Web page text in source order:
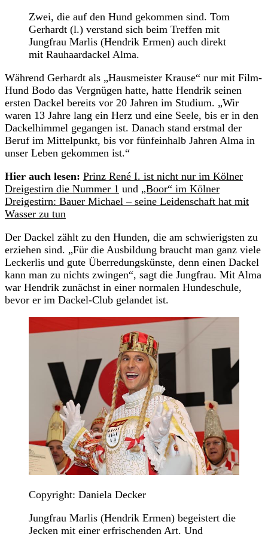
Zwei, die auf den Hund gekommen sind. Tom
Gerhardt (l.) verstand sich beim Treffen mit
Jungfrau Marlis (Hendrik Ermen) auch direkt
mit Rauhaardackel Alma.
Während Gerhardt als „Hausmeister Krause“ nur mit Film-
Hund Bodo das Vergnügen hatte, hatte Hendrik seinen
ersten Dackel bereits vor 20 Jahren im Studium. „Wir
waren 13 Jahre lang ein Herz und eine Seele, bis er in den
Dackelhimmel gegangen ist. Danach stand erstmal der
Beruf im Mittelpunkt, bis vor fünfeinhalb Jahren Alma in
unser Leben gekommen ist.“
Hier auch lesen: Prinz René I. ist nicht nur im Kölner
Dreigestirn die Nummer 1 und „Boor“ im Kölner
Dreigestirn: Bauer Michael – seine Leidenschaft hat mit
Wasser zu tun
Der Dackel zählt zu den Hunden, die am schwierigsten zu
erziehen sind. „Für die Ausbildung braucht man ganz viele
Leckerlis und gute Überredungskünste, denn einen Dackel
kann man zu nichts zwingen“, sagt die Jungfrau. Mit Alma
war Hendrik zunächst in einer normalen Hundeschule,
bevor er im Dackel-Club gelandet ist.
Copyright: Daniela Decker
Jungfrau Marlis (Hendrik Ermen) begeistert die
Jecken mit einer erfrischenden Art. Und